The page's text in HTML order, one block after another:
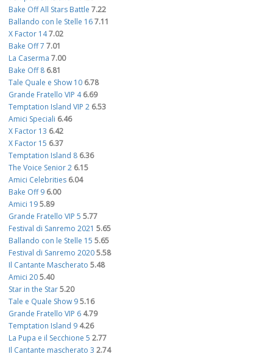
Bake Off All Stars Battle 7.22
Ballando con le Stelle 167.11
X Factor 147.02
Bake Off 7 7.01
La Caserma 7.00
Bake Off 8 6.81
Tale Quale e Show 10 6.78
Grande Fratello VIP 4 6.69
Temptation Island VIP 2 6.53
Amici Speciali 6.46
X Factor 13 6.42
X Factor 15 6.37
Temptation Island 8 6.36
The Voice Senior 2 6.15
Amici Celebrities 6.04
Bake Off 9 6.00
Amici 195.89
Grande Fratello VIP 5 5.77
Festival di Sanremo 2021 5.65
Ballando con le Stelle 15 5.65
Festival di Sanremo 20205.58
Il Cantante Mascherato 5.48
Amici 205.40
Star in the Star5.20
Tale e Quale Show 95.16
Grande Fratello VIP 6 4.79
Temptation Island 9 4.26
La Pupa e il Secchione 5 2.77
Il Cantante mascherato 3 2.74